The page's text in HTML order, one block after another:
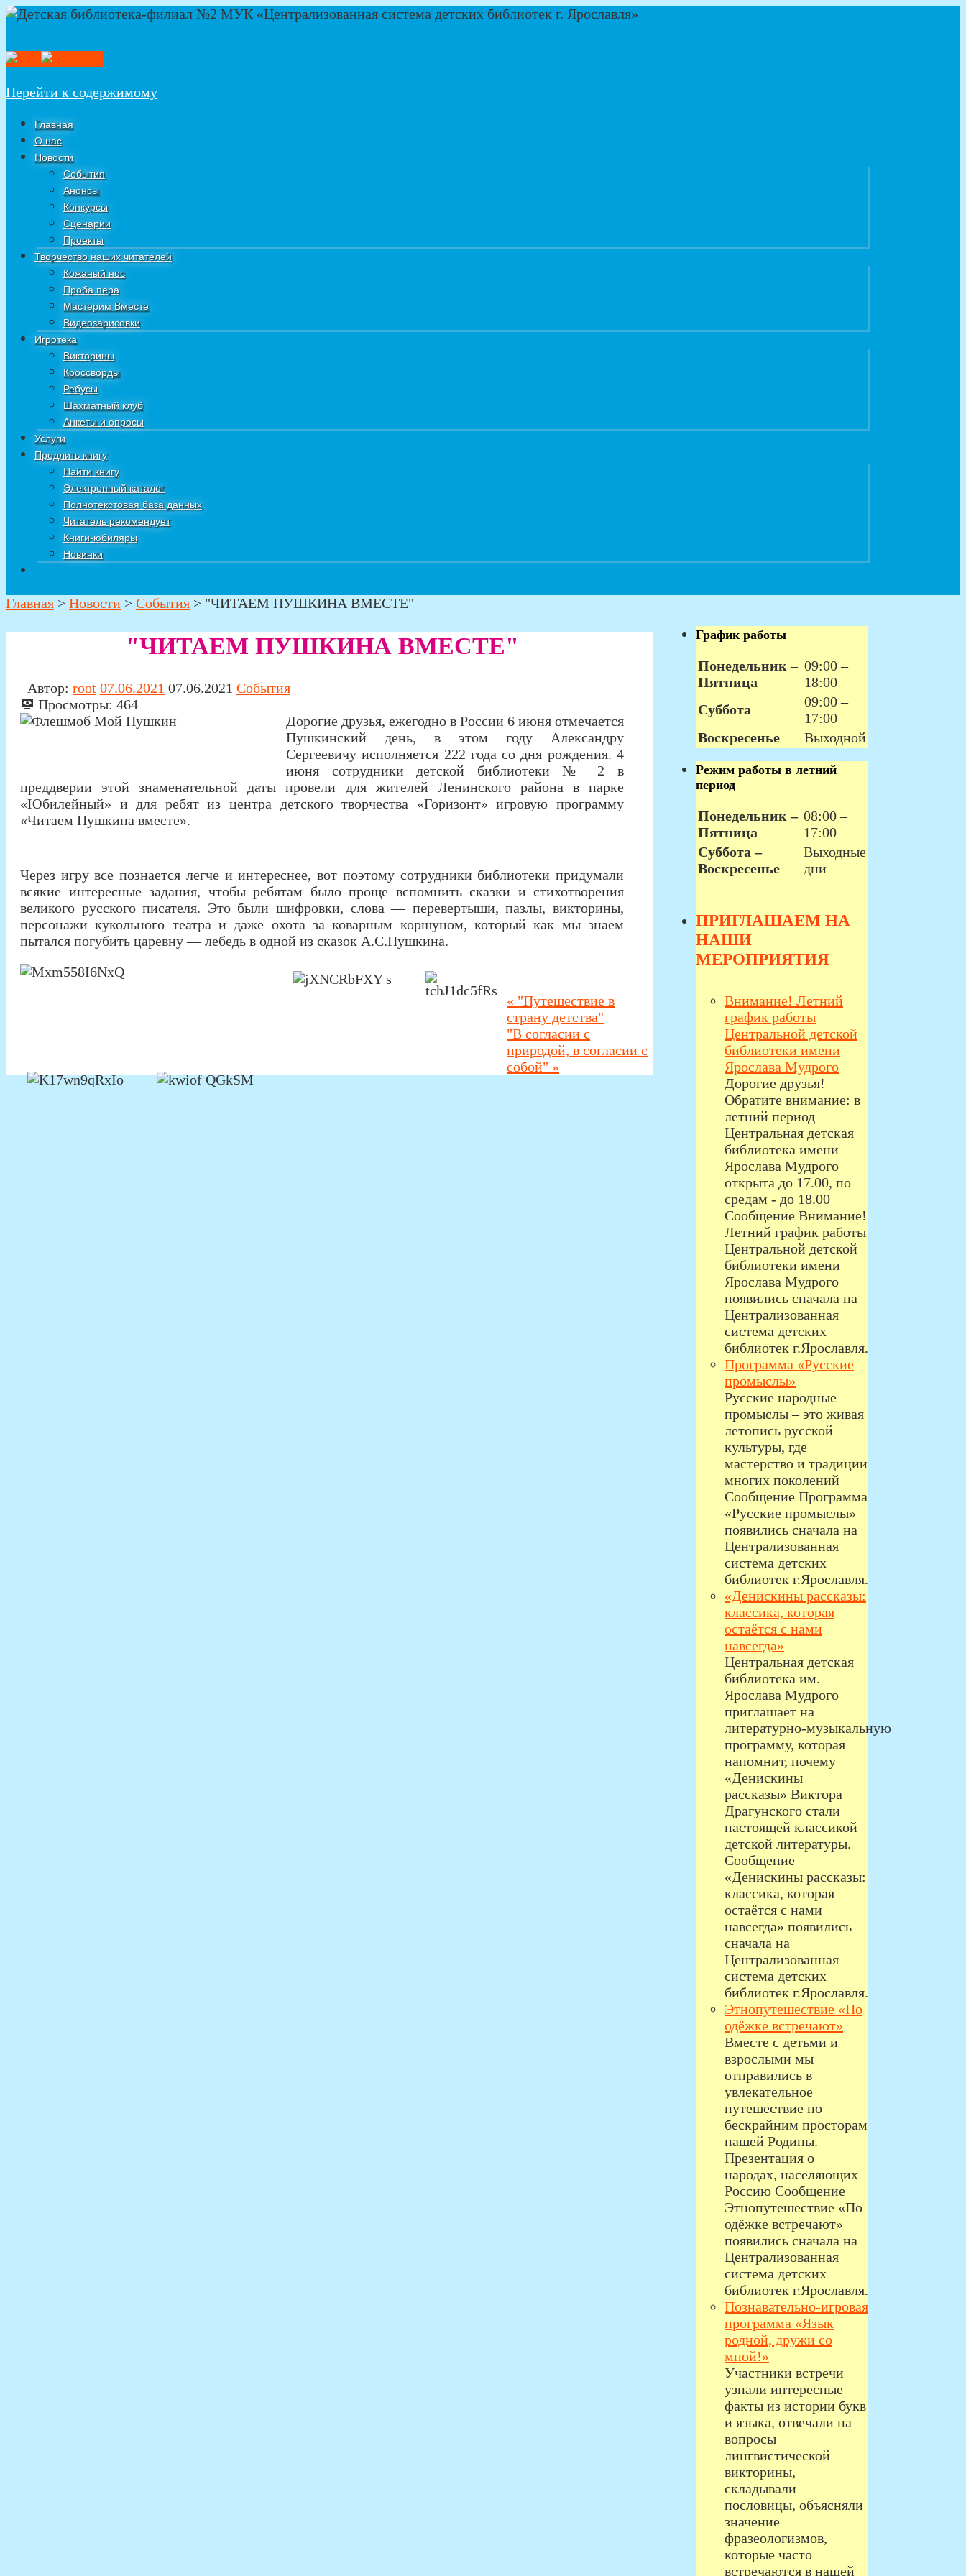
Перейти к содержимому
Главная
О нас
Новости
События
Анонсы
Конкурсы
Сценарии
Проекты
Творчество наших читателей
Кожаный нос
Проба пера
Мастерим Вместе
Видеозарисовки
Игротека
Викторины
Кроссворды
Ребусы
Шахматный клуб
Анкеты и опросы
Услуги
Продлить книгу
Найти книгу
Электронный каталог
Полнотекстовая база данных
Читатель рекомендует
Книги-юбиляры
Новинки
Главная > Новости > События > "ЧИТАЕМ ПУШКИНА ВМЕСТЕ"
"ЧИТАЕМ ПУШКИНА ВМЕСТЕ"
Автор: root 07.06.2021 07.06.2021 События
Просмотры: 464
Дорогие друзья, ежегодно в России 6 июня отмечается
Пушкинский день, в этом году Александру
Сергеевичу исполняется 222 года со дня рождения. 4
июня сотрудники детской библиотеки № 2 в
преддверии этой знаменательной даты провели для жителей Ленинского района в парке
«Юбилейный» и для ребят из центра детского творчества «Горизонт» игровую программу
«Читаем Пушкина вместе».
Через игру все познается легче и интереснее, вот поэтому сотрудники библиотеки придумали
всякие интересные задания, чтобы ребятам было проще вспомнить сказки и стихотворения
великого русского писателя. Это были шифровки, слова — перевертыши, пазлы, викторины,
персонажи кукольного театра и даже охота за коварным коршуном, который как мы знаем
пытался погубить царевну — лебедь в одной из сказок А.С.Пушкина.
« "Путешествие в
страну детства"
"В согласии с
природой, в согласии с
собой" »
График работы
Понедельник –
Пятница
09:00 –
18:00
Суббота
09:00 –
17:00
Воскресенье
Выходной
Режим работы в летний
период
Понедельник –
Пятница
08:00 –
17:00
Суббота –
Воскресенье
Выходные
дни
ПРИГЛАШАЕМ НА
НАШИ
МЕРОПРИЯТИЯ
Внимание! Летний
график работы
Центральной детской
библиотеки имени
Ярослава Мудрого
Дорогие друзья!
Обратите внимание: в
летний период
Центральная детская
библиотека имени
Ярослава Мудрого
открыта до 17.00, по
средам - до 18.00
Сообщение Внимание!
Летний график работы
Центральной детской
библиотеки имени
Ярослава Мудрого
появились сначала на
Централизованная
система детских
библиотек г.Ярославля.
Программа «Русские
промыслы»
Русские народные
промыслы – это живая
летопись русской
культуры, где
мастерство и традиции
многих поколений
Сообщение Программа
«Русские промыслы»
появились сначала на
Централизованная
система детских
библиотек г.Ярославля.
«Денискины рассказы:
классика, которая
остаётся с нами
навсегда»
Центральная детская
библиотека им.
Ярослава Мудрого
приглашает на
литературно‑музыкальную
программу, которая
напомнит, почему
«Денискины
рассказы» Виктора
Драгунского стали
настоящей классикой
детской литературы.
Сообщение
«Денискины рассказы:
классика, которая
остаётся с нами
навсегда» появились
сначала на
Централизованная
система детских
библиотек г.Ярославля.
Этнопутешествие «По
одёжке встречают»
Вместе с детьми и
взрослыми мы
отправились в
увлекательное
путешествие по
бескрайним просторам
нашей Родины.
Презентация о
народах, населяющих
Россию Сообщение
Этнопутешествие «По
одёжке встречают»
появились сначала на
Централизованная
система детских
библиотек г.Ярославля.
Познавательно-игровая
программа «Язык
родной, дружи со
мной!»
Участники встречи
узнали интересные
факты из истории букв
и языка, отвечали на
вопросы
лингвистической
викторины,
складывали
пословицы, объясняли
значение
фразеологизмов,
которые часто
встречаются в нашей